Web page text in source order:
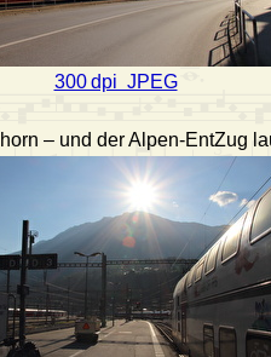
300 dpi JPEG
– und der Alpen-EntZug